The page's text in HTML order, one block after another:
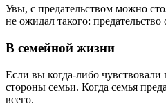
Увы, с предательством можно
не ожидал такого:
В семейной жизни
Если вы когда-либо
стороны семьи. Когда семья
всего.